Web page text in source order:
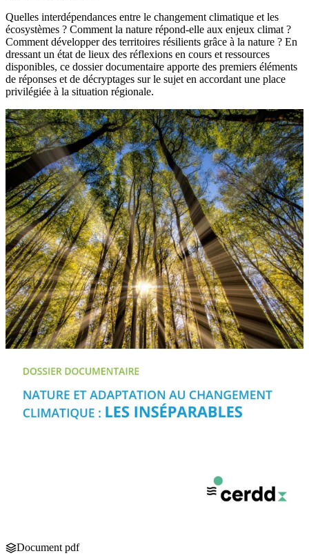
Quelles interdépendances entre le changement climatique et les
écosystèmes ? Comment la nature répond-elle aux enjeux climat ?
Comment développer des territoires résilients grâce à la nature ? En
dressant un état de lieux des réflexions en cours et ressources
disponibles, ce dossier documentaire apporte des premiers éléments
de réponses et de décryptages sur le sujet en accordant une place
privilégiée à la situation régionale.
Document pdf